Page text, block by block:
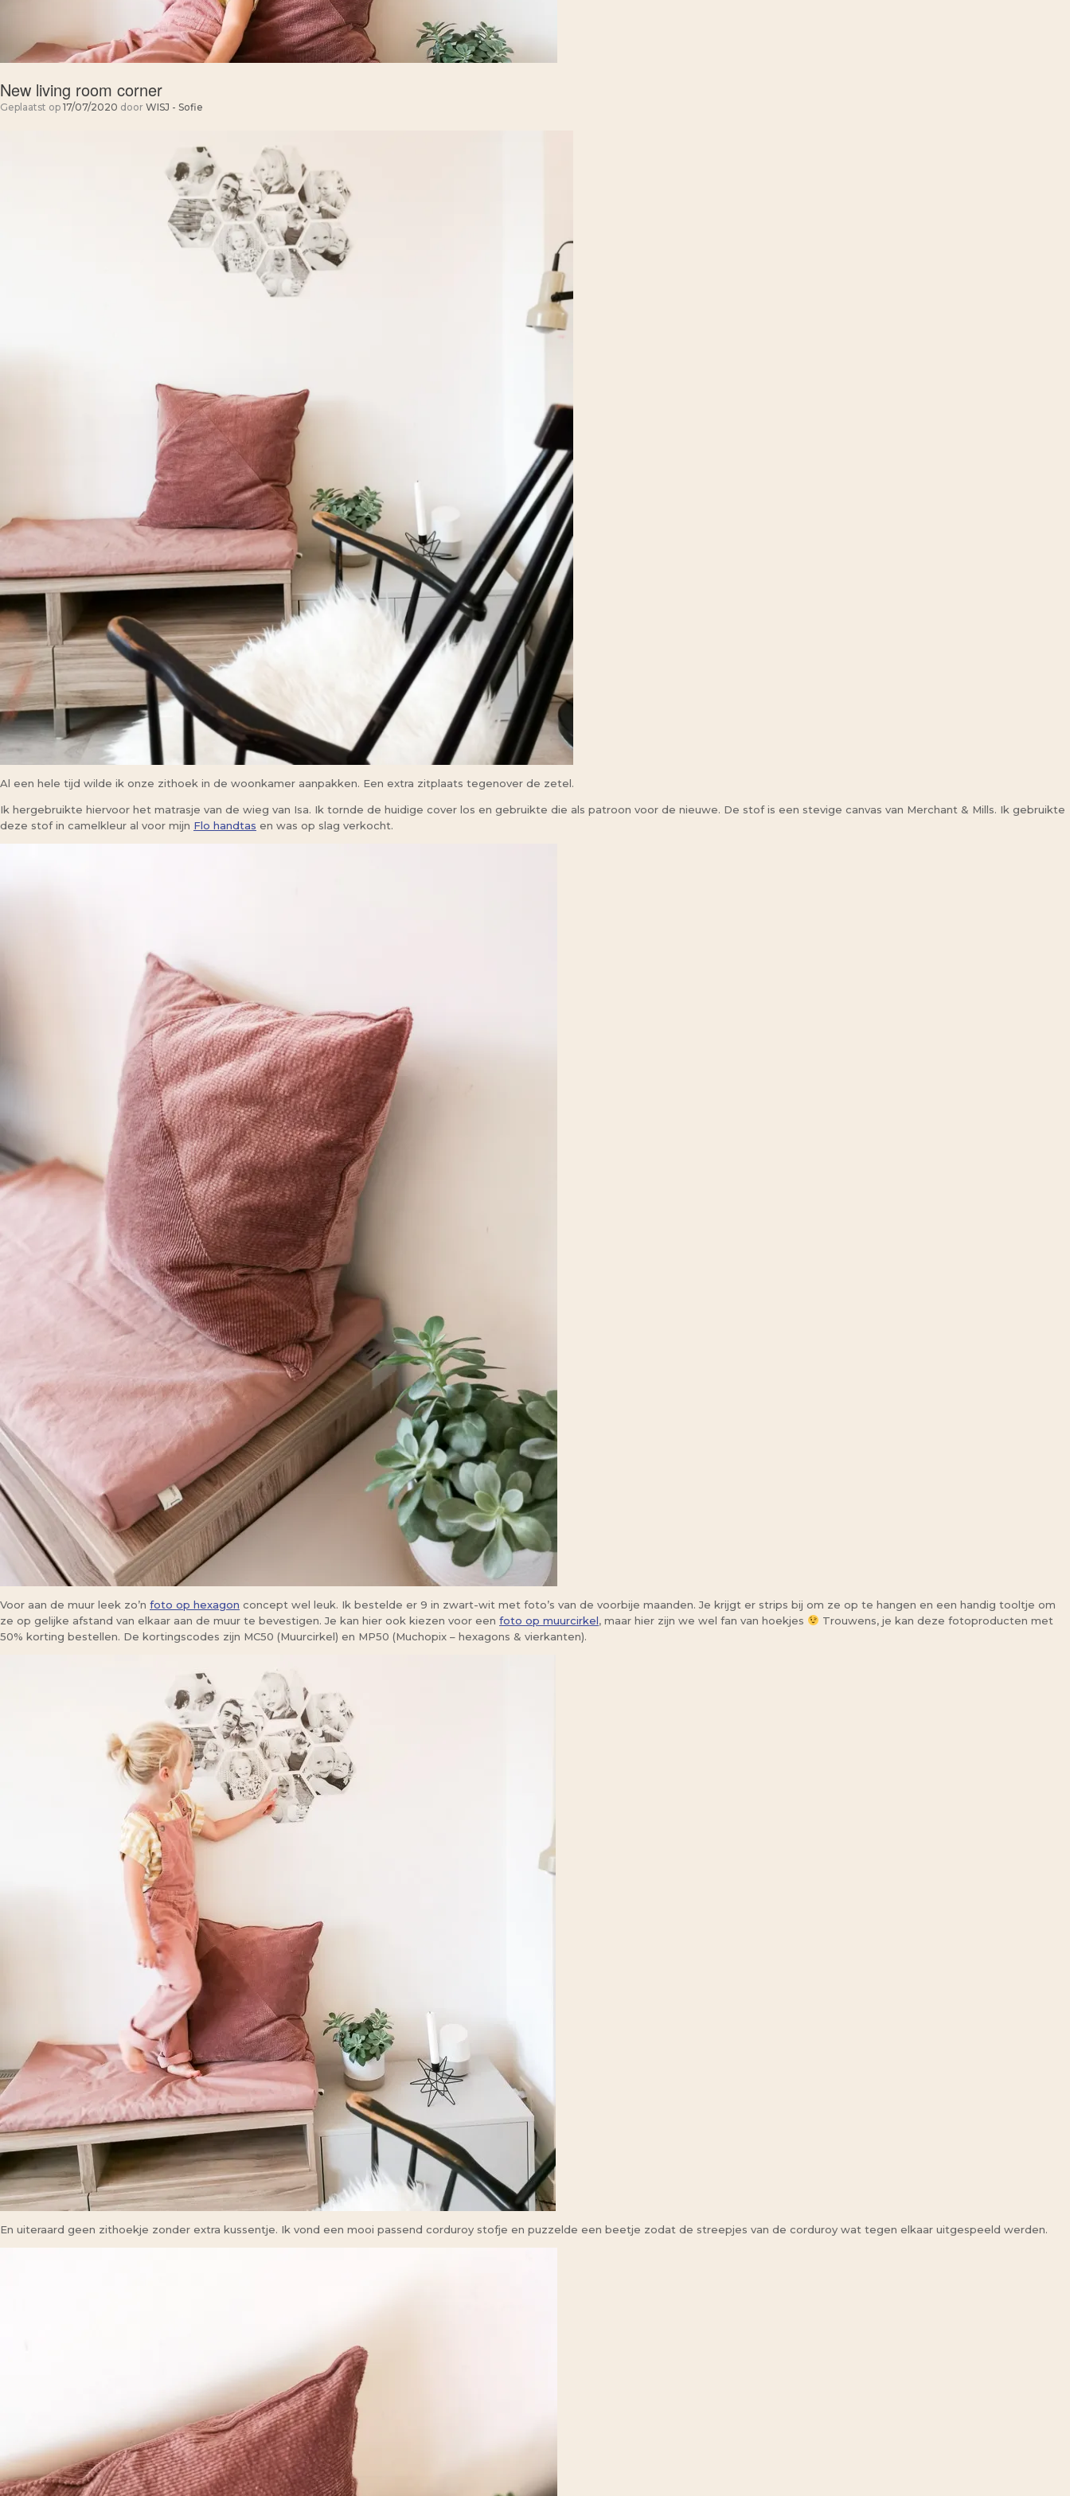
New living room corner
Geplaatst op 17/07/2020 door WISJ - Sofie
Al een hele tijd wilde ik onze zithoek in de woonkamer aanpakken. Een extra zitplaats tegenover de zetel.
Ik hergebruikte hiervoor het matrasje van de wieg van Isa. Ik tornde de huidige cover los en gebruikte die als patroon voor de nieuwe. De stof is een stevige canvas van Merchant & Mills. Ik gebruikte
deze stof in camelkleur al voor mijn Flo handtas en was op slag verkocht.
Voor aan de muur leek zo’n foto op hexagon concept wel leuk. Ik bestelde er 9 in zwart-wit met foto’s van de voorbije maanden. Je krijgt er strips bij om ze op te hangen en een handig tooltje om
ze op gelijke afstand van elkaar aan de muur te bevestigen. Je kan hier ook kiezen voor een foto op muurcirkel, maar hier zijn we wel fan van hoekjes
Trouwens, je kan deze fotoproducten met
50% korting bestellen. De kortingscodes zijn MC50 (Muurcirkel) en MP50 (Muchopix – hexagons & vierkanten).
En uiteraard geen zithoekje zonder extra kussentje. Ik vond een mooi passend corduroy stofje en puzzelde een beetje zodat de streepjes van de corduroy wat tegen elkaar uitgespeeld werden.